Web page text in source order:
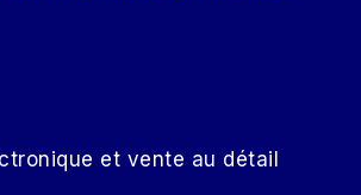
et vente au détail